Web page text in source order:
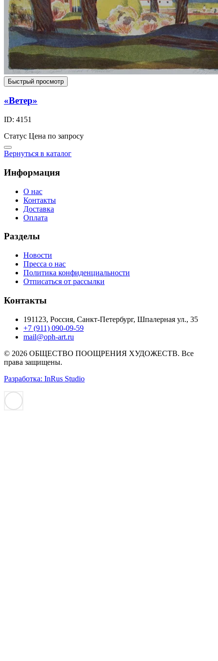
Быстрый просмотр
«Ветер»
ID: 4151
Статус Цена по запросу
Вернуться в каталог
Информация
О нас
Контакты
Доставка
Оплата
Разделы
Новости
Пресса о нас
Политика конфиденциальности
Отписаться от рассылки
Контакты
191123, Россия, Санкт-Петербург, Шпалерная ул., 35
+7 (911) 090-09-59
mail@oph-art.ru
© 2026 ОБЩЕСТВО ПООЩРЕНИЯ ХУДОЖЕСТВ. Все
права защищены.
Разработка: InRus Studio